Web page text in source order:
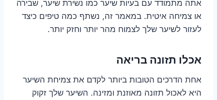
אתה מתמודד עם בעיות שיער כמו נשירת שיער, שבירה
או צמיחה איטית. במאמר זה, נשתף כמה טיפים כיצד
לעזור לשיער שלך לצמוח מהר יותר וחזק יותר.
אכלו תזונה בריאה
אחת הדרכים הטובות ביותר לקדם את צמיחת השיער
היא לאכול תזונה מאוזנת ומזינה. השיער שלך זקוק